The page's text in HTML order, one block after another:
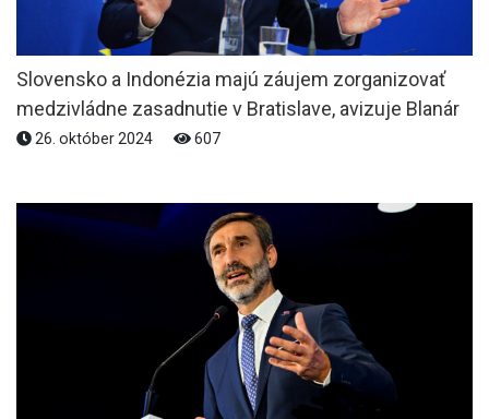
Slovensko a Indonézia majú záujem zorganizovať
medzivládne zasadnutie v Bratislave, avizuje Blanár
26. október 2024 607